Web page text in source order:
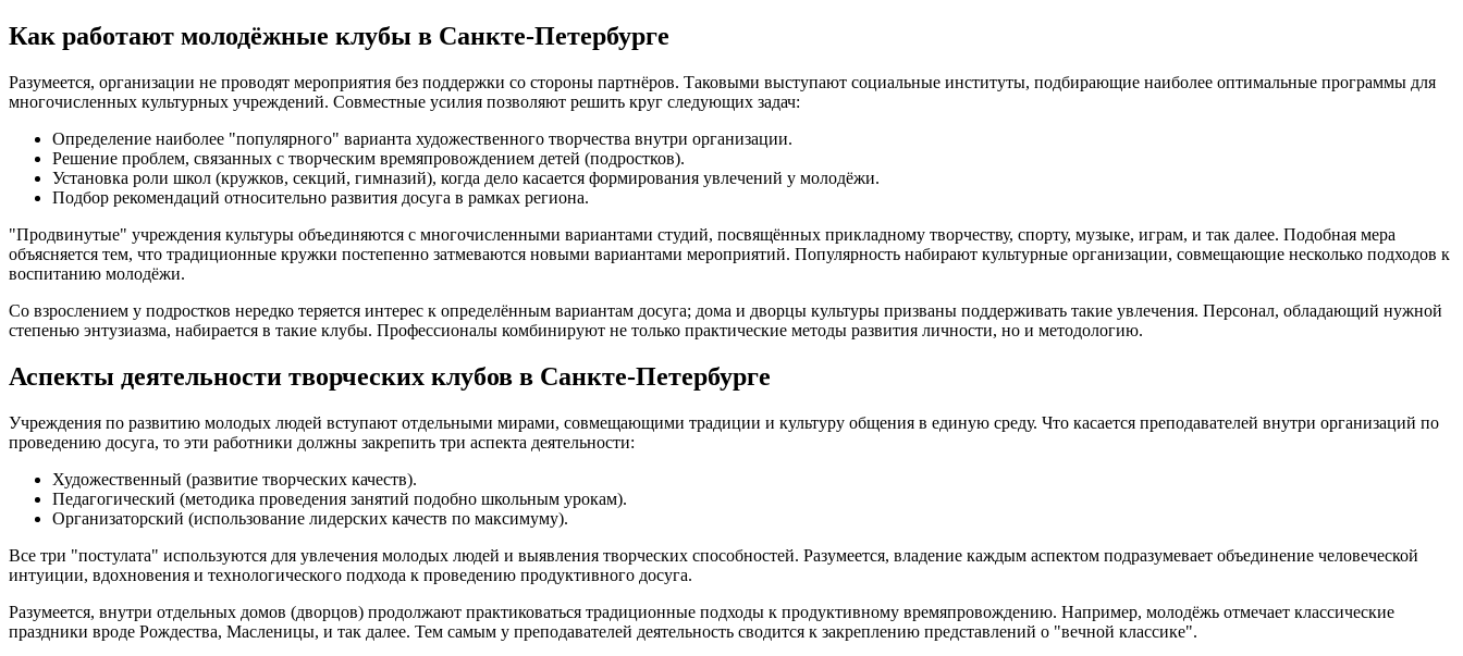
Как работают молодёжные клубы в Санкте-Петербурге
Разумеется, организации не проводят мероприятия без поддержки со стороны партнёров. Таковыми выступают социальные институты, подбирающие наиболее оптимальные программы для
многочисленных культурных учреждений. Совместные усилия позволяют решить круг следующих задач:
Определение наиболее "популярного" варианта художественного творчества внутри организации.
Решение проблем, связанных с творческим времяпровождением детей (подростков).
Установка роли школ (кружков, секций, гимназий), когда дело касается формирования увлечений у молодёжи.
Подбор рекомендаций относительно развития досуга в рамках региона.
"Продвинутые" учреждения культуры объединяются с многочисленными вариантами студий, посвящённых прикладному творчеству, спорту, музыке, играм, и так далее. Подобная мера
объясняется тем, что традиционные кружки постепенно затмеваются новыми вариантами мероприятий. Популярность набирают культурные организации, совмещающие несколько подходов к
воспитанию молодёжи.
Со взрослением у подростков нередко теряется интерес к определённым вариантам досуга; дома и дворцы культуры призваны поддерживать такие увлечения. Персонал, обладающий нужной
степенью энтузиазма, набирается в такие клубы. Профессионалы комбинируют не только практические методы развития личности, но и методологию.
Аспекты деятельности творческих клубов в Санкте-Петербурге
Учреждения по развитию молодых людей вступают отдельными мирами, совмещающими традиции и культуру общения в единую среду. Что касается преподавателей внутри организаций по
проведению досуга, то эти работники должны закрепить три аспекта деятельности:
Художественный (развитие творческих качеств).
Педагогический (методика проведения занятий подобно школьным урокам).
Организаторский (использование лидерских качеств по максимуму).
Все три "постулата" используются для увлечения молодых людей и выявления творческих способностей. Разумеется, владение каждым аспектом подразумевает объединение человеческой
интуиции, вдохновения и технологического подхода к проведению продуктивного досуга.
Разумеется, внутри отдельных домов (дворцов) продолжают практиковаться традиционные подходы к продуктивному времяпровождению. Например, молодёжь отмечает классические
праздники вроде Рождества, Масленицы, и так далее. Тем самым у преподавателей деятельность сводится к закреплению представлений о "вечной классике".